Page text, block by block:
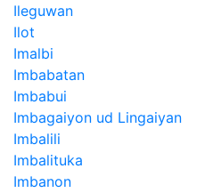
Ileguwan
Ilot
Imalbi
Imbabatan
Imbabui
Imbagaiyon ud Lingaiyan
Imbalili
Imbalituka
Imbanon